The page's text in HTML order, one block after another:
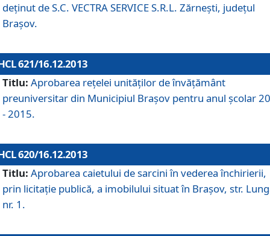
deţinut de S.C. VECTRA SERVICE S.R.L. Zărneşti, judeţul
Braşov.
621/16.12.2013
Titlu: Aprobarea reţelei unităţilor de învăţământ
preuniversitar din Municipiul Braşov pentru anul şcolar
- 2015.
620/16.12.2013
Titlu: Aprobarea caietului de sarcini în vederea închirierii,
prin licitaţie publică, a imobilului situat în Braşov, str.
nr. 1.